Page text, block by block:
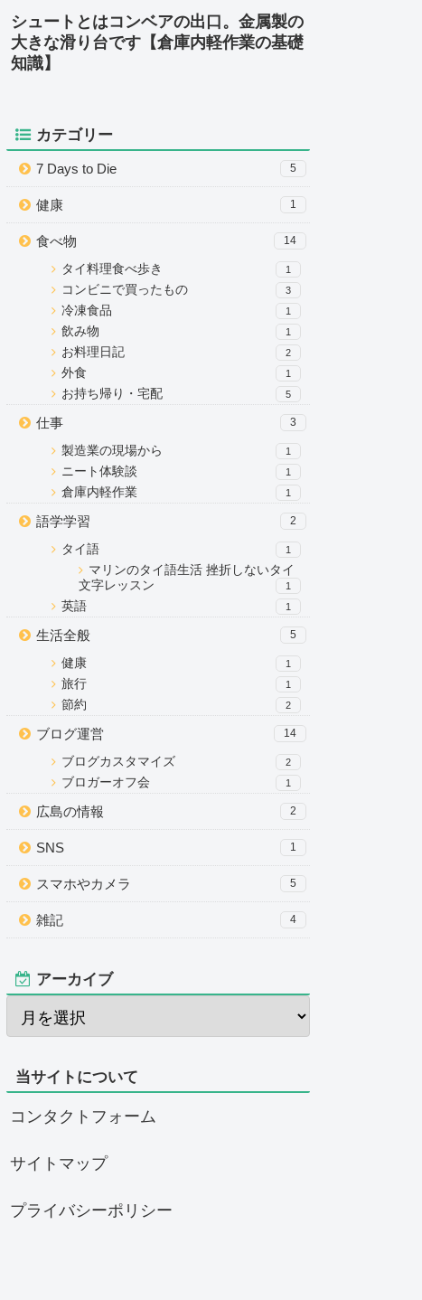
シュートとはコンベアの出口。金属製の
大きな滑り台です【倉庫内軽作業の基礎
知識】
カテゴリー
7 Days to Die 5
健康 1
食べ物 14
タイ料理食べ歩き 1
コンビニで買ったもの 3
冷凍食品 1
飲み物 1
お料理日記 2
外食 1
お持ち帰り・宅配 5
仕事 3
製造業の現場から 1
ニート体験談 1
倉庫内軽作業 1
語学学習 2
タイ語 1
マリンのタイ語生活 挫折しないタイ
文字レッスン
1
英語 1
生活全般 5
健康 1
旅行 1
節約 2
ブログ運営 14
ブログカスタマイズ 2
ブロガーオフ会 1
広島の情報 2
SNS 1
スマホやカメラ 5
雑記 4
アーカイブ
当サイトについて
コンタクトフォーム
サイトマップ
プライバシーポリシー